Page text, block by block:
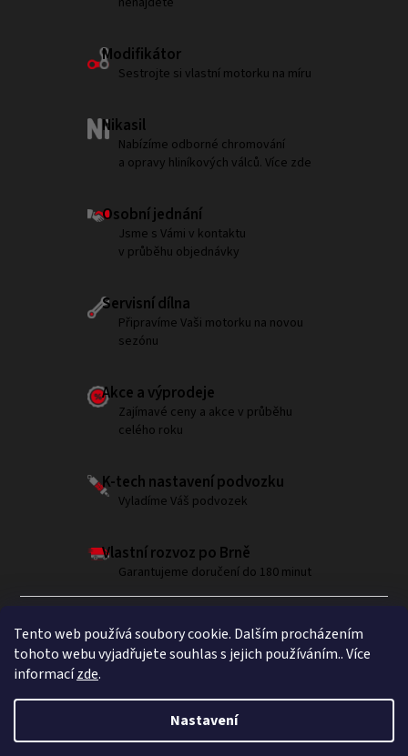
Tento web používá soubory cookie. Dalším procházením
tohoto webu vyjadřujete souhlas s jejich používáním.. Více
informacízde.
Nastavení
Modifikátor
Sestrojte si vlastní motorku na míru
Nikasil
Nabízíme odborné chromování
a opravy hliníkových válců. Více zde
Osobní jednání
Jsme s Vámi v kontaktu
v průběhu objednávky
Servisní dílna
Připravíme Vaši motorku na novou
sezónu
Akce a výprodeje
Zajímavé ceny a akce v průběhu
celého roku
K-tech nastavení podvozku
Vyladíme Váš podvozek
Vlastní rozvoz po Brně
Garantujeme doručení do 180 minut
Copyright 2026Brumla.com. Všechna práva vyhrazena.